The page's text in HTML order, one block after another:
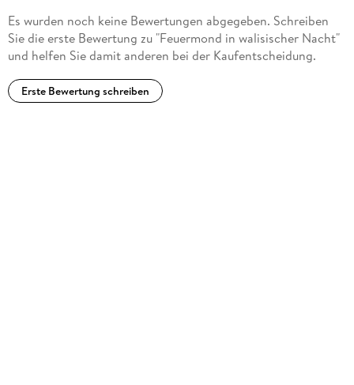
Es wurden noch keine Bewertungen abgegeben. Schreiben
Sie die erste Bewertung zu "Feuermond in walisischer Nacht"
und helfen Sie damit anderen bei der Kaufentscheidung.
Erste Bewertung schreiben